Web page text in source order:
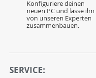
Konfiguriere deinen
neuen PC und lasse ihn
von unseren Experten
zusammenbauen.
SERVICE: